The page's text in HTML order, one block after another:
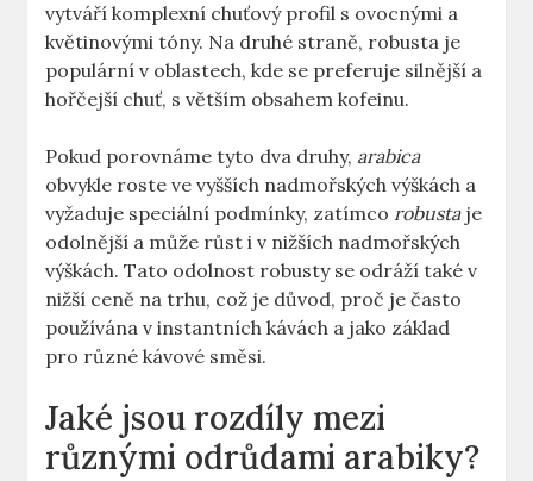
vytváří komplexní chuťový profil s ovocnými a
květinovými tóny. Na druhé straně, robusta je
populární v oblastech, kde se preferuje silnější a
hořčejší chuť, s větším obsahem kofeinu.
Pokud porovnáme tyto dva druhy, arabica
obvykle roste ve vyšších nadmořských výškách a
vyžaduje speciální podmínky, zatímcorobustaje
odolnější a může růst i v nižších nadmořských
výškách. Tato odolnost robusty se odráží také v
nižší ceně na trhu, což je důvod, proč je často
používána v instantních kávách a jako základ
pro různé kávové směsi.
Jaké jsou rozdíly mezi
různými odrůdami arabiky?